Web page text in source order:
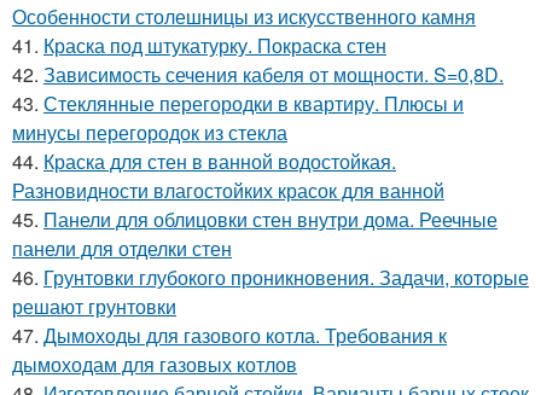
Особенности столешницы из искусственного камня
41. Краска под штукатурку. Покраска стен
42. Зависимость сечения кабеля от мощности. S=0,8D.
43. Стеклянные перегородки в квартиру. Плюсы и
минусы перегородок из стекла
44. Краска для стен в ванной водостойкая.
Разновидности влагостойких красок для ванной
45. Панели для облицовки стен внутри дома. Реечные
панели для отделки стен
46. Грунтовки глубокого проникновения. Задачи, которые
решают грунтовки
47. Дымоходы для газового котла. Требования к
дымоходам для газовых котлов